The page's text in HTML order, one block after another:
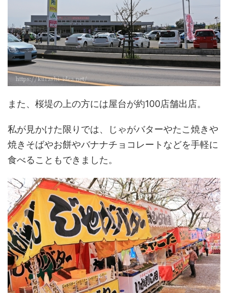
また、桜堤の上の方には屋台が約100店舗出店。
私が見かけた限りでは、じゃがバターやたこ焼きや
焼きそばやお餅やバナナチョコレートなどを手軽に
食べることもできました。